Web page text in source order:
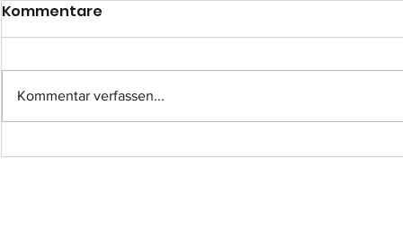
Einsatz-Nr.: 057
Kommentare
Kommentar verfassen...